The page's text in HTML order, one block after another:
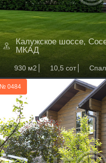
Калужское шоссе,
МКАД
930 м2 10,5 сот
№ 0484